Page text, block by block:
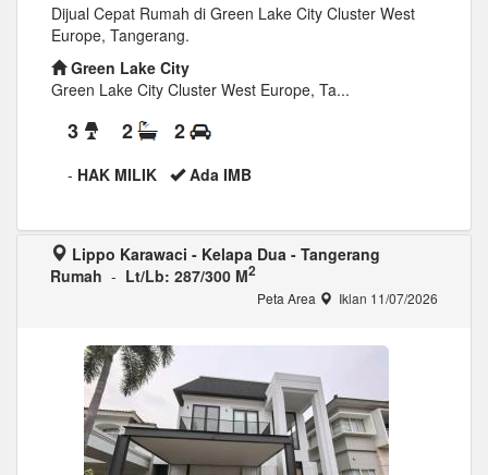
Dijual Cepat Rumah di Green Lake City Cluster West
Europe, Tangerang.
Green Lake City
Green Lake City Cluster West Europe, Ta...
3 2 2
- HAK MILIK Ada IMB
Lippo Karawaci - Kelapa Dua - Tangerang
Rumah - Lt/Lb: 287/300 M2
Peta Area Iklan 11/07/2026